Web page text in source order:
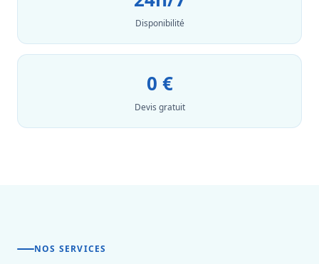
Disponibilité
0 €
Devis gratuit
NOS SERVICES